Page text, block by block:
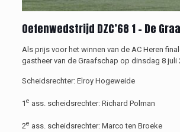
Oefenwedstrijd DZC’68 1 – De
Als prijs voor het winnen van de AC Heren
gastheer van de Graafschap op dinsdag 8 juli
Scheidsrechter: Elroy Hogeweide
1e ass. scheidsrechter: Richard Polman
2e ass.scheidsrechter: Marco ten Broeke